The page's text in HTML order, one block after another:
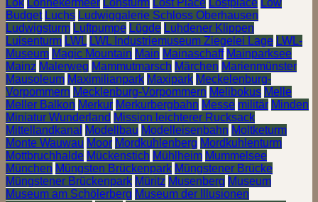
Lok Lonnekermeer Lönsturm Lost Place Lostplace Low
Budget Luchs Ludwiggalerie Schloss Oberhausen
Ludwigsturm Luftpumpe Lügde Luhdener Klippen
Luisenturm LWL LWL Industriemuseum Ziegelei Lage LWL-
Museum Magic Mountain Main Mainaschaff Mainparksee
Mainz Malerweg Mammutmarsch Märchen Marienmünster
Mausoleum Maximilianpark Maxipark Meckelenburg-
Vorpommern Mecklenburg-Vorpommern Melibokus Melle
Meller Balkon Merkur Merkurbergbahn Messe militär Minden
Miniatur Wunderland Mission leichterer Rucksack
Mittellandkanal
Modellbau Modelleisenbahn Moltketurm
Monte Wauwau Moor Mordkuhlenberg Mordkuhlenturm
Mottbruchhalde Mückenstich Mühlheim Mummelsee
München Müngsten Brückenpark Müngstener Brücke
Müngstener Brückenpark Müritz Musenberg Museum
Museum am Schölerberg Museum der Illusionen